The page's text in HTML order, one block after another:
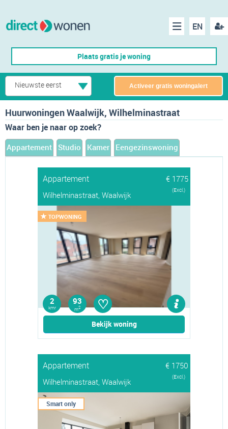
EN
Menu
Plaats gratis je woning
Nieuwste eerst Activeer gratis woningalert
Huurwoningen Waalwijk, Wilhelminastraat
Waar ben je naar op zoek?
Appartement Studio Kamer Eengezinswoning
Appartement
€ 1775
Wilhelminastraat, Waalwijk
(Excl.)
TOPWONING
2
kmr
93
m2 ♡
Bekijk woning
Appartement
€ 1750
Wilhelminastraat, Waalwijk
(Excl.)
Smart only